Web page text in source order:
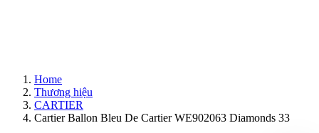
Home
Thương hiệu
CARTIER
Cartier Ballon Bleu De Cartier WE902063 Diamonds 33